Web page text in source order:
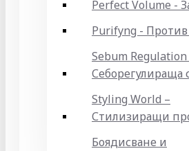
Perfect Volume -
Purifyng -
Sebum Regulation
Себорегулираща
Styling World –
Стилизиращи
Боядисване и